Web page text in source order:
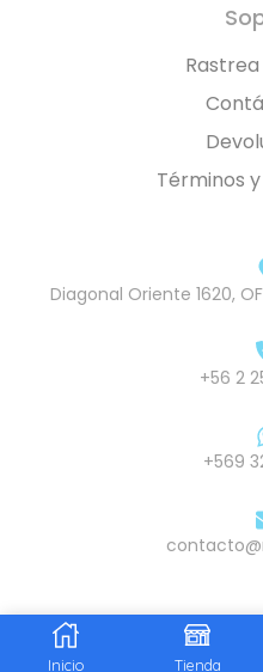
Inicio Tienda
Términos
Diagonal Oriente 1620,
+56 2
+569
© Medphoto SPA.